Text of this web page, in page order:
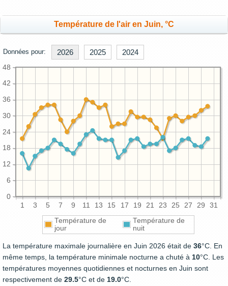
Température de l'air en Juin, °C
Données pour: 2026 2025 2024
1 3 5 7 9 11 13 15 17 19 21 23 25 27 29 31
0
6
12
18
24
30
36
42
48
Température de
jour
Température de
nuit
La température maximale journalière en Juin 2026 était de 36°C. En
même temps, la température minimale nocturne a chuté à 10°C. Les
températures moyennes quotidiennes et nocturnes en Juin sont
respectivement de 29.5°C et de 19.0°C.